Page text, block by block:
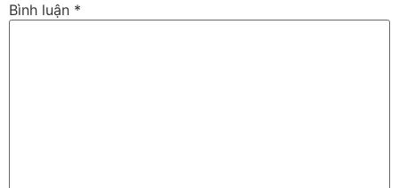
Bình luận *